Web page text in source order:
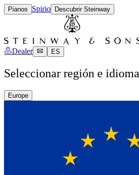
Pianos Spirio Descubrir Steinway
Dealer ES
Seleccionar región e idioma
Europe